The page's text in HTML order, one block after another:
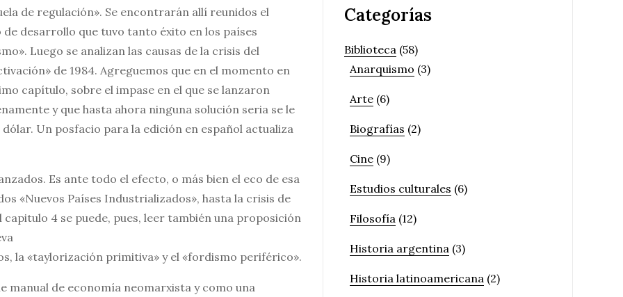
de regulación». Se encontrarán allí reunidos el
desarrollo que tuvo tanto éxito en los países
Luego se analizan las causas de la crisis del
de 1984. Agreguemos que en el momento en
capítulo, sobre el impase en el que se lanzaron
y que hasta ahora ninguna solución seria se le
Un posfacio para la edición en español actualiza
Es ante todo el efecto, o más bien el eco de esa
«Nuevos Países Industrializados», hasta la crisis de
4 se puede, pues, leer también una proposición
la «taylorización primitiva» y el «fordismo periférico».
manual de economía neomarxista y como una
Categorías
Biblioteca (58)
Anarquismo (3)
Arte (6)
Biografías (2)
Cine (9)
Estudios culturales (6)
Filosofía (12)
Historia argentina (3)
Historia latinoamericana (2)